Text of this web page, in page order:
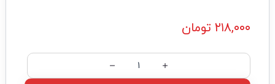
۲۱۸,۰۰۰ تومان